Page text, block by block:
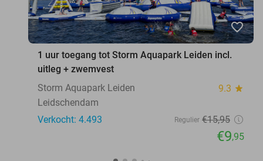
favorite_border
1 uur toegang tot Storm Aquapark Leiden incl.
uitleg + zwemvest
Storm Aquapark Leiden
9.3 star
Leidschendam
Verkocht: 4.493
Regulier €15,95
€9,95